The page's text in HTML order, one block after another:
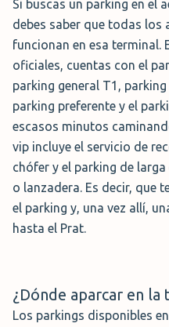
Si buscas un parking en el
debes saber que todas los
funcionan en esa terminal.
oficiales, cuentas con el
parking general T1,
parking preferente y el
escasos minutos
vip incluye el servicio de
chófer y el parking de
o lanzadera. Es decir, que
el parking y, una vez allí,
hasta el Prat.
¿Dónde aparcar en
Los parkings disponibles